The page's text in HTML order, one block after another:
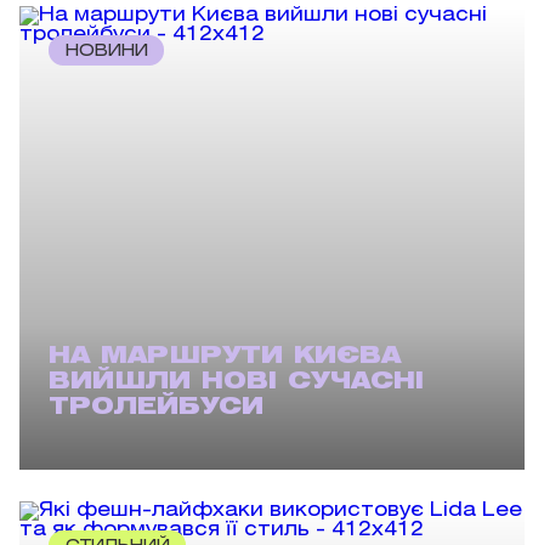
НОВИНИ
НА МАРШРУТИ КИЄВА
ВИЙШЛИ НОВІ СУЧАСНІ
ТРОЛЕЙБУСИ